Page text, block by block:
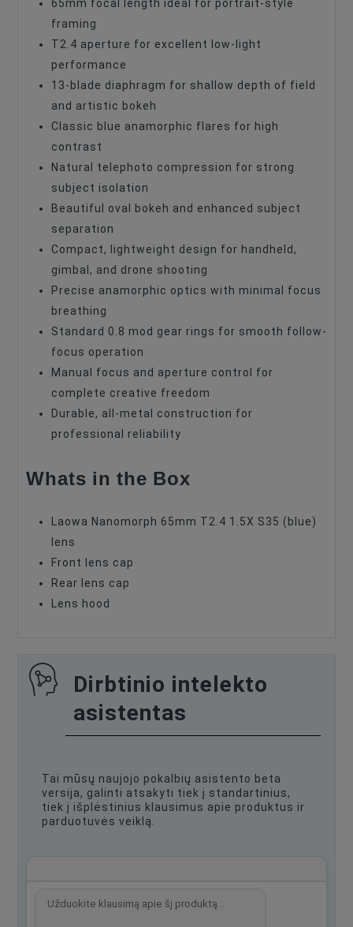
65mm focal length ideal for portrait-style
framing
T2.4 aperture for excellent low-light
performance
13-blade diaphragm for shallow depth of field
and artistic bokeh
Classic blue anamorphic flares for high
contrast
Natural telephoto compression for strong
subject isolation
Beautiful oval bokeh and enhanced subject
separation
Compact, lightweight design for handheld,
gimbal, and drone shooting
Precise anamorphic optics with minimal focus
breathing
Standard 0.8 mod gear rings for smooth follow-
focus operation
Manual focus and aperture control for
complete creative freedom
Durable, all-metal construction for
professional reliability
Whats in the Box
Laowa Nanomorph 65mm T2.4 1.5X S35 (blue)
lens
Front lens cap
Rear lens cap
Lens hood
Dirbtinio intelekto
asistentas
Tai mūsų naujojo pokalbių asistento beta
versija, galinti atsakyti tiek į standartinius,
tiek į išplėstinius klausimus apie produktus ir
parduotuvės veiklą.